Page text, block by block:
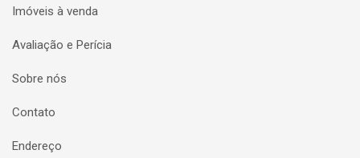
Imóveis à venda
Avaliação e Perícia
Sobre nós
Contato
Endereço